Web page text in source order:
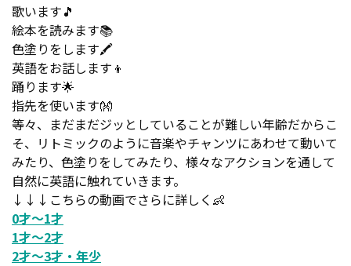
歌います🎵
絵本を読みます📚
色塗りをします🖍
英語をお話します👦
踊ります🌟
指先を使います👐
等々、まだまだジッとしていることが難しい年齢だからこ
そ、リトミックのように音楽やチャンツにあわせて動いて
みたり、色塗りをしてみたり、様々なアクションを通して
自然に英語に触れていきます。
↓↓↓こちらの動画でさらに詳しく👶
0才～1才
1才～2才
2才～3才・年少